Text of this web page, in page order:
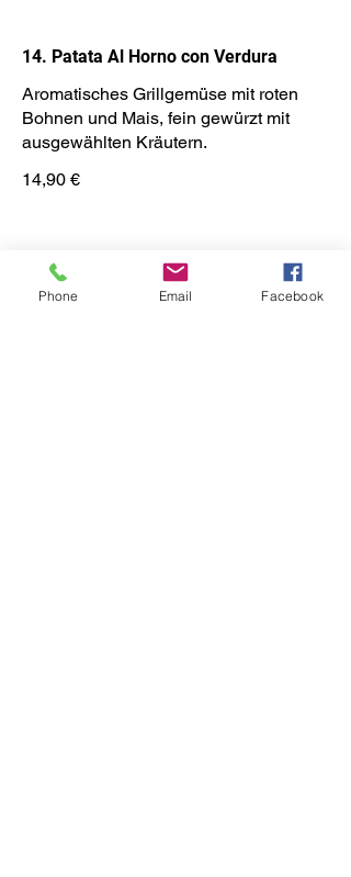
14. Patata Al Horno con Verdura
Aromatisches Grillgemüse mit roten
Bohnen und Mais, fein gewürzt mit
ausgewählten Kräutern.
14,90 €
Phone Email Facebook